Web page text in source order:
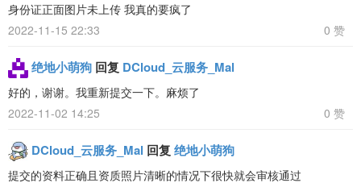
身份证正面图片未上传 我真的要疯了
2022-11-15 22:33
0 赞
绝地小萌狗 回复 DCloud_云服务_Mal
好的，谢谢。我重新提交一下。麻烦了
2022-11-02 14:25
0 赞
DCloud_云服务_Mal 回复 绝地小萌狗
提交的资料正确且资质照片清晰的情况下很快就会审核通过